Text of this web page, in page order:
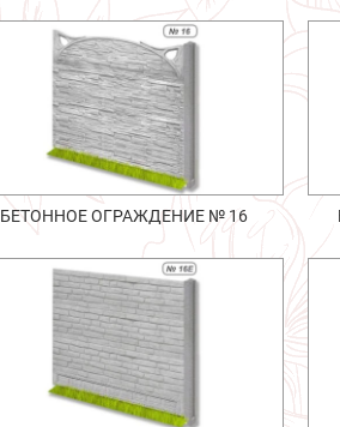
БЕТОННОЕ ОГРАЖДЕНИЕ № 16